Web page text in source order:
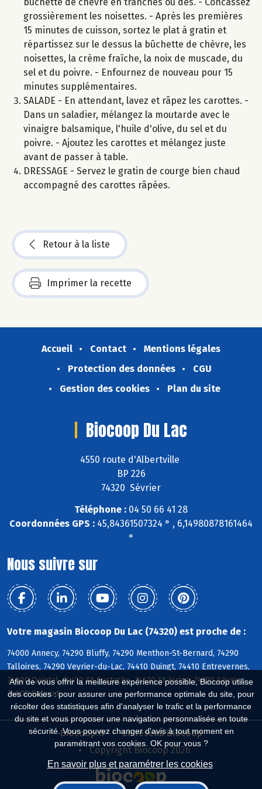
Afin de vous offrir la meilleure expérience possible, Biocoop utilise
des cookies : pour assurer une performance optimale du site, pour
récolter des statistiques afin d'analyser le trafic et la performance
du site et vous proposer une navigation personnalisée en toute
sécurité. Vous pouvez changer d'avis à tout moment en
paramétrant vos cookies. OK pour vous ?
En savoir plus et paramétrer les cookies
grossièrement les noisettes. - Après les premières
15 minutes de cuisson, sortez le plat à gratin et
répartissez sur le dessus la bûchette de chèvre, les
noisettes, la crème fraîche, la noix de muscade, du
sel et du poivre. - Enfournez de nouveau pour 15
minutes supplémentaires.
SALADE - En attendant, lavez et râpez les carottes. -
Dans un saladier, mélangez la moutarde avec le
vinaigre balsamique, l'huile d'olive, du sel et du
poivre. - Ajoutez les carottes et mélangez juste
avant de passer à table.
DRESSAGE - Servez le gratin de courge bien chaud
accompagné des carottes râpées.
Retour à la liste
Imprimer la recette
Accueil Contact
Mentions légales
Protection des données
CGU
Gestion des cookies
Plan du site
Biocoop Du Lac
4550 route d'Albertville
BP 226
74320 Sévrier
Téléphone : 04 50 66 41 28
Coordonnées GPS : 45,84361507324 ° , 6,14980878161464
°
Nous suivre sur
Votre magasin Biocoop Du Lac (74320) est proche de :
74000 Annecy, 74290 Bluffy, 74290 Menthon-St-Bernard, 74290
Talloires, 74290 Veyrier-du-Lac, 74410 Duingt, 74410 Entrevernes,
74600 Quintal, 74410 St-Eustache, 74410 St-Jorioz, 74320 Sévrier,
74600 Seynod
Biocoop.fr
Le réseau Biocoop
Copyright Biocoop 2026